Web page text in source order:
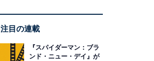
注目の連載
『スパイダーマン：ブラ
ンド・ニュー・デイ』が